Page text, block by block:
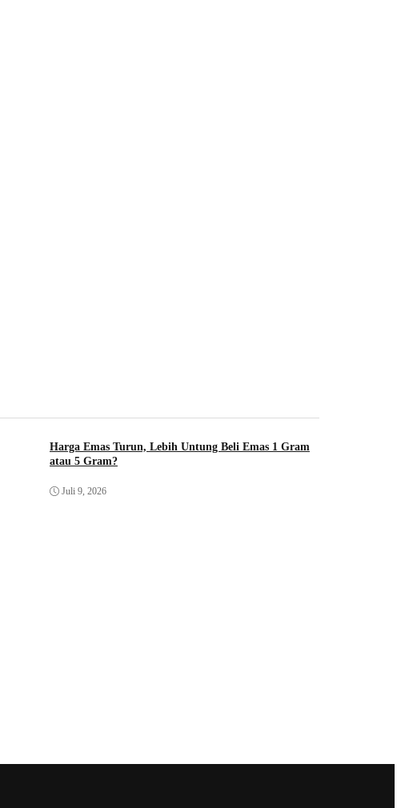
Harga Emas Turun, Lebih Untung Beli Emas 1 Gram
atau 5 Gram?
Juli 9, 2026